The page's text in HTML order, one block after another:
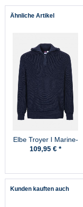
Ähnliche Artikel
Elbe Troyer I Marine-
Blau
109,95 € *
Kunden kauften auch